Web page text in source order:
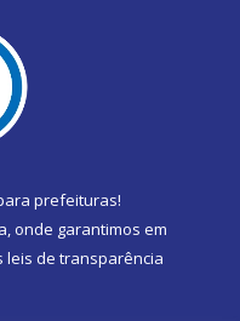
prefeituras!
onde garantimos em
leis de transparência